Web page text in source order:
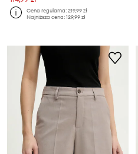
Cena regularna:219,99 zł
Najniższa cena:129,99 zł